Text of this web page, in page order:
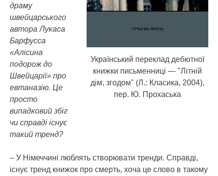
Український переклад дебютної
книжки письменниці — "Літній
дім, згодом" (Л.: Класика, 2004),
пер. Ю. Прохаська
драму
швейцарського
автора Лукаса
Барфусса
«Алісина
подорож до
Швейцарії» про
евтаназію. Це
просто
випадковий збіг
чи справді існує
такий тренд?
– У Німеччині люблять створювати тренди. Справді,
існує тренд книжок про смерть, хоча це слово в такому